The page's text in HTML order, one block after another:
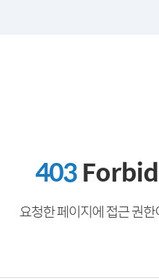
403
요청한 페이지에 접근 권